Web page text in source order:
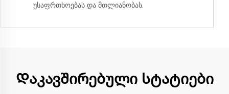
უსაფრთხოებას და მთლიანობას.
Დაკავშირებული სტატიები